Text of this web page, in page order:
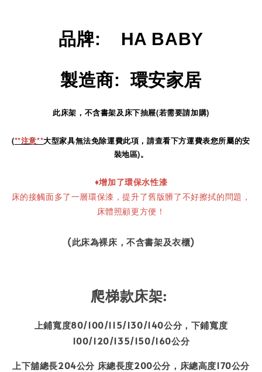
品牌: HA BABY
製造商:環安家居
此床架，不含書架及床下抽屜(若需要請加購)
(**注意**大型家具無法免除運費此項，請查看下方運費表您所屬的安
裝地區)。
♦增加了環保水性漆
床的接觸面多了一層環保漆，提升了舊版髒了不好擦拭的問題，
床體照顧更方便！
(此床為裸床，不含書架及衣櫃)
爬梯款床架:
上鋪寬度80/100/115/130/140公分，下鋪寬度
100/120/135/150/160公分
上下舖總長204公分 床總長度200公分，床總高度170公分